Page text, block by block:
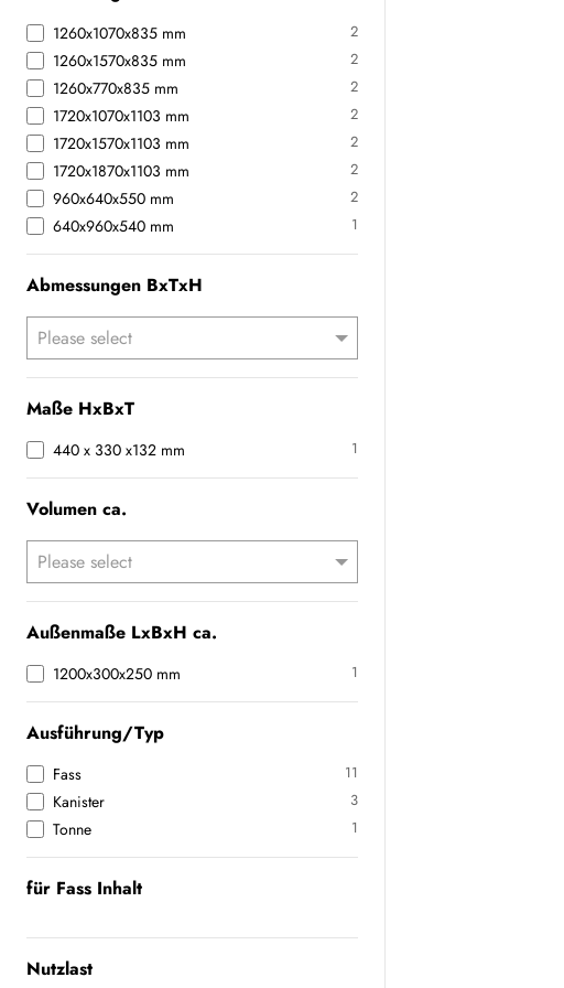
1260x1070x835 mm 2
1260x1570x835 mm 2
1260x770x835 mm 2
1720x1070x1103 mm 2
1720x1570x1103 mm 2
1720x1870x1103 mm 2
960x640x550 mm 2
640x960x540 mm 1
Abmessungen BxTxH
Maße HxBxT
440 x 330 x132 mm 1
Volumen ca.
Außenmaße LxBxH ca.
1200x300x250 mm 1
Ausführung/Typ
Fass 11
Kanister 3
Tonne 1
für Fass Inhalt
Nutzlast